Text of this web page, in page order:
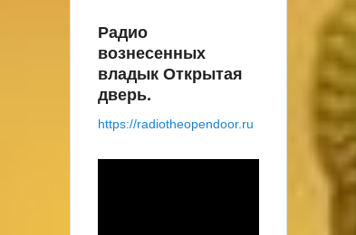
Радио
вознесенных
владык Открытая
дверь.
https://radiotheopendoor.ru